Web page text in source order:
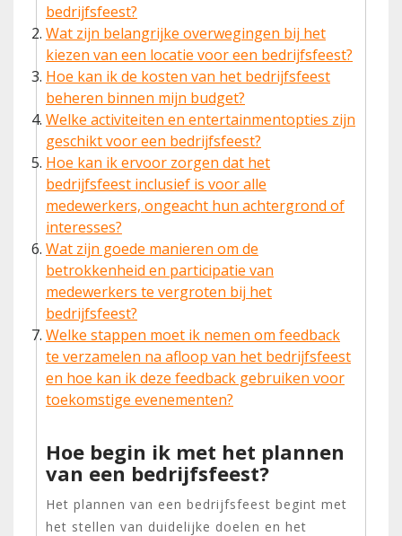
bedrijfsfeest?
Wat zijn belangrijke overwegingen bij het
kiezen van een locatie voor een bedrijfsfeest?
Hoe kan ik de kosten van het bedrijfsfeest
beheren binnen mijn budget?
Welke activiteiten en entertainmentopties zijn
geschikt voor een bedrijfsfeest?
Hoe kan ik ervoor zorgen dat het
bedrijfsfeest inclusief is voor alle
medewerkers, ongeacht hun achtergrond of
interesses?
Wat zijn goede manieren om de
betrokkenheid en participatie van
medewerkers te vergroten bij het
bedrijfsfeest?
Welke stappen moet ik nemen om feedback
te verzamelen na afloop van het bedrijfsfeest
en hoe kan ik deze feedback gebruiken voor
toekomstige evenementen?
Hoe begin ik met het plannen
van een bedrijfsfeest?
Het plannen van een bedrijfsfeest begint met
het stellen van duidelijke doelen en het